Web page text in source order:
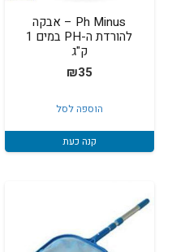
Ph Minus – אבקה
להורדת ה-PH במים 1
ק"ג
₪35
הוספה לסל
קנה כעת